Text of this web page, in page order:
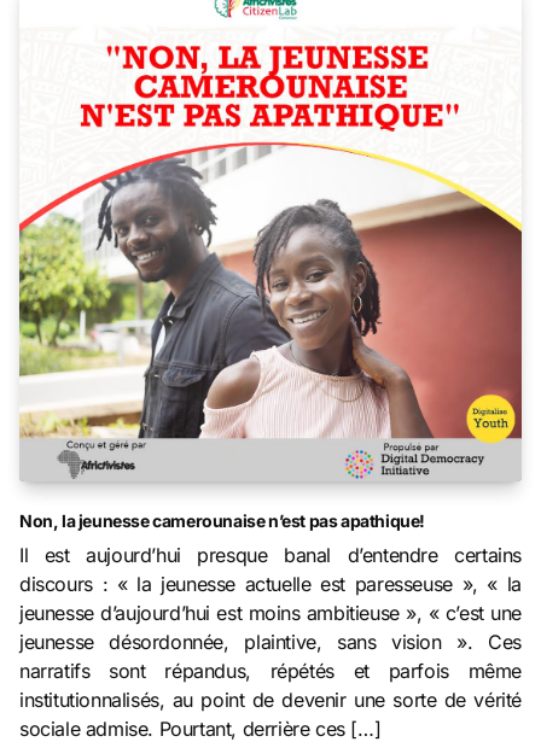
Non, la jeunesse camerounaise n’est pas apathique!
Il est aujourd’hui presque banal d’entendre certains
discours : « la jeunesse actuelle est paresseuse », « la
jeunesse d’aujourd’hui est moins ambitieuse », « c’est une
jeunesse désordonnée, plaintive, sans vision ». Ces
narratifs sont répandus, répétés et parfois même
institutionnalisés, au point de devenir une sorte de vérité
sociale admise. Pourtant, derrière ces […]